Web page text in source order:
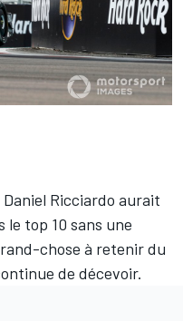
Ricciardo aurait
le top 10 sans une
chose à retenir du
de décevoir.